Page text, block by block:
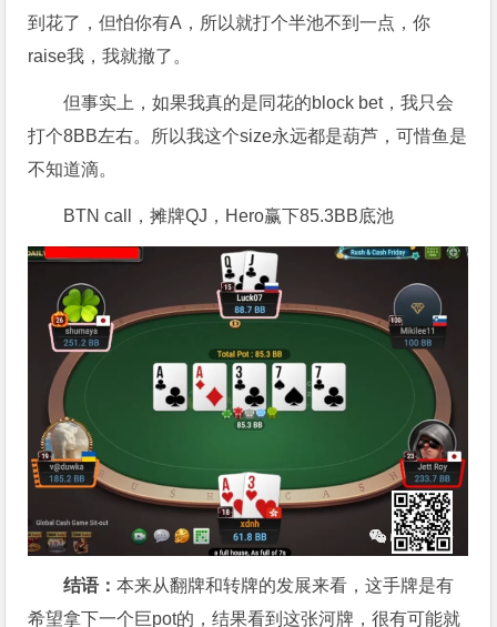
到花了，但怕你有A，所以就打个半池不到一点，你
raise我，我就撤了。
但事实上，如果我真的是同花的block bet，我只会
打个8BB左右。所以我这个size永远都是葫芦，可惜鱼是
不知道滴。
BTN call，摊牌QJ，Hero赢下85.3BB底池
结语：本来从翻牌和转牌的发展来看，这手牌是有
希望拿下一个巨pot的，结果看到这张河牌，很有可能就